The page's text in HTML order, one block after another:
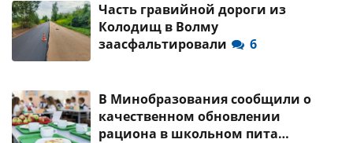
Часть гравийной дороги из
Колодищ в Волму
заасфальтировали
6
В Минобразования сообщили о
качественном обновлении
рациона в школьном пита…